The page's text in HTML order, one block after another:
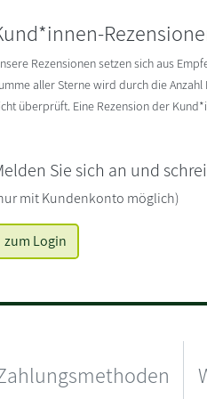
Rezensionen setzen sich aus
aller Sterne wird durch die
überprüft. Eine Rezension der
Sie sich an und
mit Kundenkonto möglich)
zum Login